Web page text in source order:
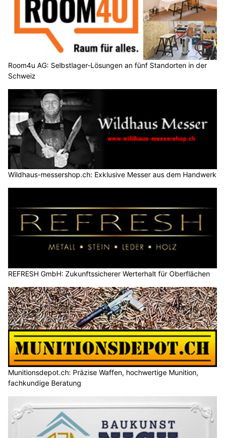
Room4u AG: Selbstlager-Lösungen an fünf Standorten in der
Schweiz
Wildhaus-messershop.ch: Exklusive Messer aus dem Handwerk
REFRESH GmbH: Zukunftssicherer Werterhalt für Oberflächen
Munitionsdepot.ch: Präzise Waffen, hochwertige Munition,
fachkundige Beratung